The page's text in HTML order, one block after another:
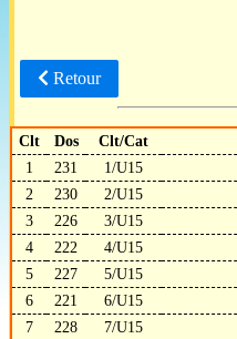
Retour
Clt Dos Clt/Cat
1
231 1/U15
2
230 2/U15
3
226 3/U15
4
222 4/U15
5
227 5/U15
6
221 6/U15
7
228 7/U15